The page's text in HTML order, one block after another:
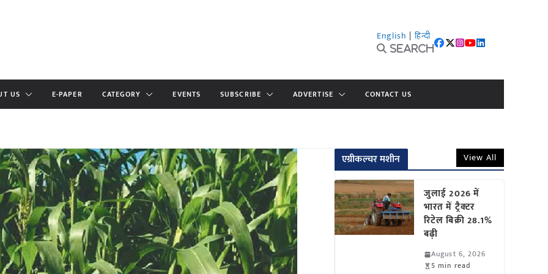
English | हिन्दी
Search
US E-PAPER CATEGORY EVENTS SUBSCRIBE ADVERTISE CONTACT US
एग्रीकल्चर मशीन View All
जुलाई 2026 में
भारत में ट्रैक्टर
रिटेल बिक्री 28.1%
बढ़ी
August 6, 2026
5 min read